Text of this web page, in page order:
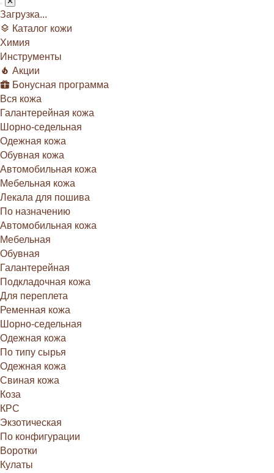
Загрузка...
Каталог кожи
Химия
Инструменты
Акции
Бонусная программа
Вся кожа
Галантерейная кожа
Шорно-седельная
Одежная кожа
Обувная кожа
Автомобильная кожа
Мебельная кожа
Лекала для пошива
По назначению
Автомобильная кожа
Мебельная
Обувная
Галантерейная
Подкладочная кожа
Для переплета
Ременная кожа
Шорно-седельная
Одежная кожа
По типу сырья
Одежная кожа
Свиная кожа
Коза
КРС
Экзотическая
По конфигурации
Воротки
Кулаты